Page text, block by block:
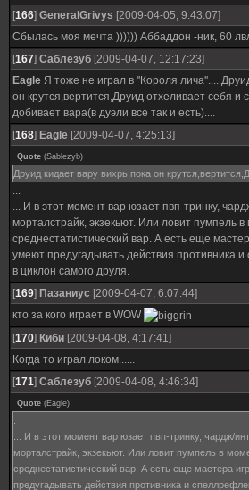
[166] GeneralGrivys [2009-04-05, 9:43:07]
Сбылась моя мечта )))))) Аббаддон -ник, 60
[167] Саблезуб [2009-04-07, 12:17:23]
Eagle Я тоже не играл в ''Короля
он крутся,вертится,Друид отхеливает себя и
добивает вара(в дуэли все так и есть)....
[168] Eagle [2009-04-07, 4:25:13]
Quote (Sablezyb)
Друид кидает вару вихрь,пока он
...
... И в этот момент вар юзает пвп-тринку,
морталстрайк, экзекьют. Или ловит пумпель
среднестатистический вар. А есть еще
умеют предугадывать действия противника
в циклон самого друля.
[169] Пазаниус [2009-04-07, 6:07:44]
кто за кого играет в WOW
[170] Киби [2009-04-08, 4:17:41]
Когда то играл локом......
[171] Саблезуб [2009-04-08, 4:46:34]
Quote (Eagle)
... И в этот момент вар юзает пвп-тринку, чардж/
морталстрайк, экзекьют. Или ловит пумпель в
среднестатистический вар. А есть еще мастера
предугадывать действия противника и